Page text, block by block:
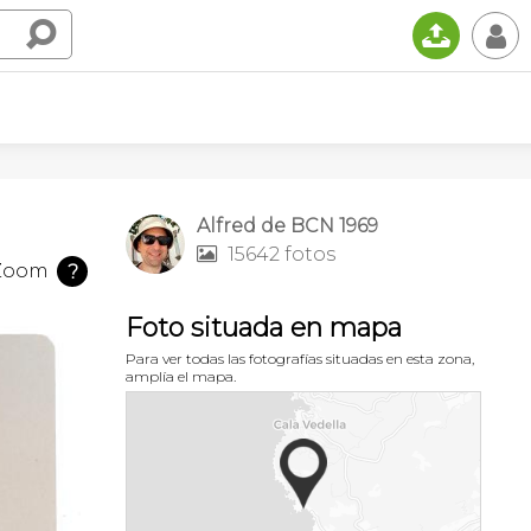
📤 👤
?
Alfred de BCN 1969
 15642 fotos
Foto situada en mapa
Para ver todas las fotografías situadas en esta zona,
amplía el mapa.